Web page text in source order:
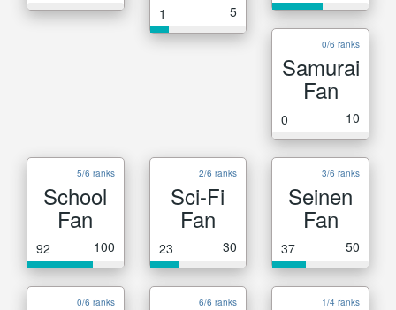
1 5
0/6 ranks
Samurai
Fan
0 10
5/6 ranks
School
Fan
92 100
2/6 ranks
Sci-Fi
Fan
23 30
3/6 ranks
Seinen
Fan
37 50
0/6 ranks 6/6 ranks 1/4 ranks